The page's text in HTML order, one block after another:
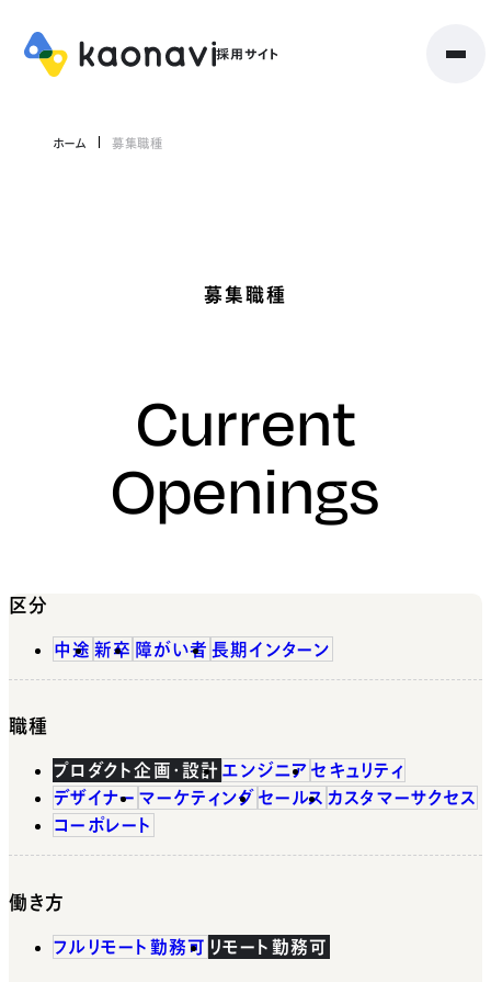
ホーム 募集職種
募集職種
Current
Openings
区分
中途 新卒 障がい者 長期インターン
職種
プロダクト企画・設計 エンジニア セキュリティ
デザイナー マーケティング セールス カスタマーサクセス
コーポレート
働き方
フルリモート勤務可 リモート勤務可